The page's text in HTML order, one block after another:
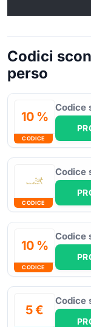
Codici
perso
10 %
CODICE
Codice
CODICE
Codice
10 %
CODICE
Codice
5 €
Codice